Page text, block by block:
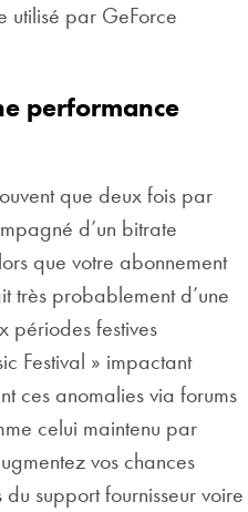
utilisé par GeForce
performance
que deux fois par
d’un bitrate
que votre abonnement
très probablement d’une
périodes festives
Festival » impactant
ces anomalies via forums
celui maintenu par
vos chances
support fournisseur voire